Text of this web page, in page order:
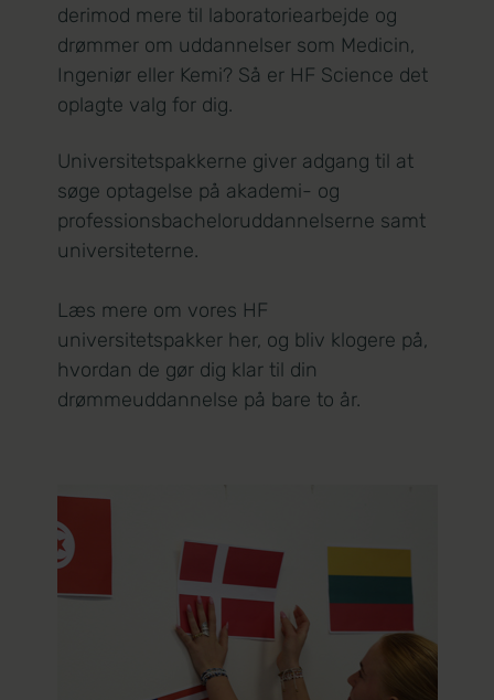
derimod mere til laboratoriearbejde og
drømmer om uddannelser som Medicin,
Ingeniør eller Kemi? Så er HF Science det
oplagte valg for dig.
Universitetspakkerne giver adgang til at
søge optagelse på akademi- og
professionsbacheloruddannelserne samt
universiteterne.
Læs mere om vores HF
universitetspakker her, og bliv klogere på,
hvordan de gør dig klar til din
drømmeuddannelse på bare to år.